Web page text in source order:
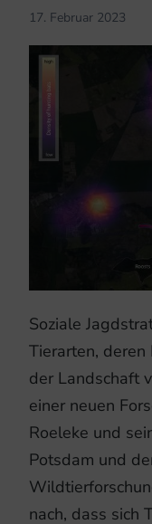
17. Februar 2023
Soziale
Tierarten, deren
der Landschaft
einer neuen
Roeleke und
Potsdam und
nach, dass sich